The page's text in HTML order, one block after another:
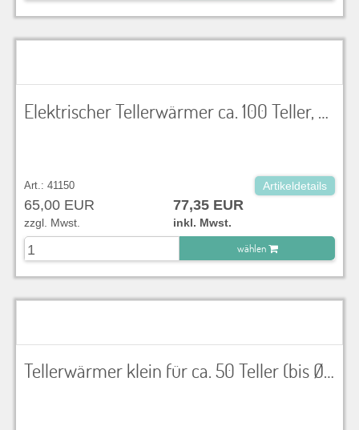
zu Warenkorb hinzugefügt.
Elektrischer Tellerwärmer ca. 100 Teller, Ø 24 bis 32 cm
Art.: 41150 Artikeldetails
65,00 EUR 77,35 EUR
zzgl. Mwst.
inkl. Mwst.
wählen
zu Warenkorb hinzugefügt.
Tellerwärmer klein für ca. 50 Teller (bis Ø 31cm), 230 V, 2,5 kW, Innenmaße LxBxH 35x56x60 cm